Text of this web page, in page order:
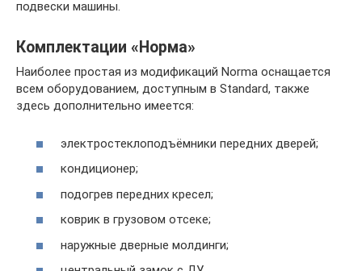
подвески машины.
Комплектации «Норма»
Наиболее простая из модификаций Norma оснащается
всем оборудованием, доступным в Standard, также
здесь дополнительно имеется:
электростеклоподъёмники передних дверей;
кондиционер;
подогрев передних кресел;
коврик в грузовом отсеке;
наружные дверные молдинги;